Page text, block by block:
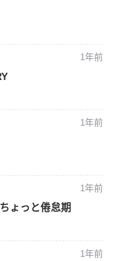
1年前
1年前
1年前
ょっと倦怠期
1年前